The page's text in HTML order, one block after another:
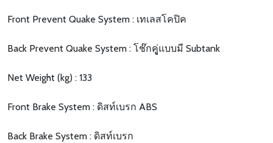
Front Prevent Quake System : เทเลสโคปิค
Back Prevent Quake System : โช๊กคูู่แบบมี Subtank
Net Weight (kg) : 133
Front Brake System : ดิสท์เบรก ABS
Back Brake System : ดิสท์เบรก